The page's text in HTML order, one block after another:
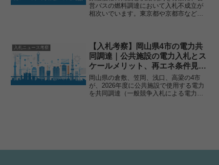
営バスの燃料調達において入札不成立が
相次いでいます。東京都や京都市など生
を整理しつつ、入札・調達...
入札ニュース考察
【入札考察】岡山県4市の電力共
同調達｜公共施設の電力入札とス
ケールメリット、再エネ条件見送
りの背景
岡山県の倉敷、笠岡、浅口、高梁の4市
が、2026年度に公共施設で使用する電力
を共同調達（一般競争入札による電力入